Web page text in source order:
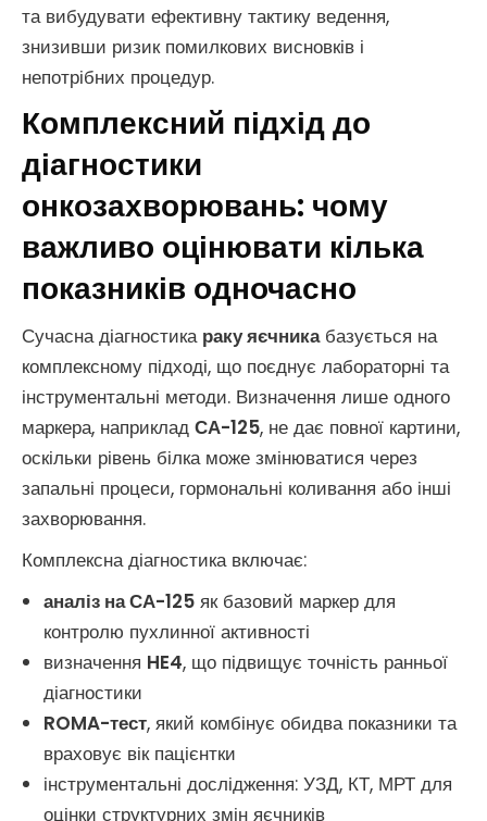
та вибудувати ефективну тактику ведення,
знизивши ризик помилкових висновків і
непотрібних процедур.
Комплексний підхід до
діагностики
онкозахворювань: чому
важливо оцінювати кілька
показників одночасно
Сучасна діагностика раку яєчникабазується на
комплексному підході, що поєднує лабораторні та
інструментальні методи. Визначення лише одного
маркера, наприклад СА-125, не дає повної картини,
оскільки рівень білка може змінюватися через
запальні процеси, гормональні коливання або інші
захворювання.
Комплексна діагностика включає:
аналіз на СА-125 як базовий маркер для
контролю пухлинної активності
визначення HE4, що підвищує точність ранньої
діагностики
ROMA-тест, який комбінує обидва показники та
враховує вік пацієнтки
інструментальні дослідження: УЗД, КТ, МРТ для
оцінки структурних змін яєчників